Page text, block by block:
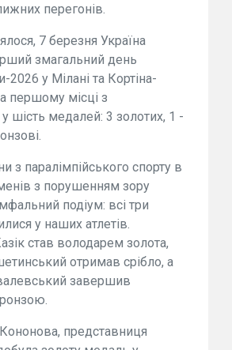
перегонів.
7 березня Україна
змагальний день
2026 у Мілані та Кортіна-
першому місці з
шість медалей: 3 золотих, 1 -
з паралімпійського спорту в
з порушенням зору
подіум: всі три
у наших атлетів.
став володарем золота,
отримав срібло, а
завершив
представниця